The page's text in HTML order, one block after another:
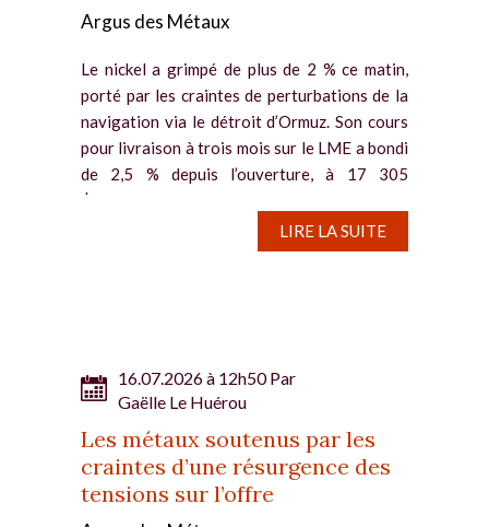
Argus des Métaux
Le nickel a grimpé de plus de 2 % ce matin,
porté par les craintes de perturbations de la
navigation via le détroit d’Ormuz. Son cours
pour livraison à trois mois sur le LME a bondi
de 2,5 % depuis l’ouverture, à 17 305
$/tonne....
LIRE LA SUITE
16.07.2026 à 12h50 Par
Gaëlle Le Huérou
Les métaux soutenus par les
craintes d’une résurgence des
tensions sur l’offre